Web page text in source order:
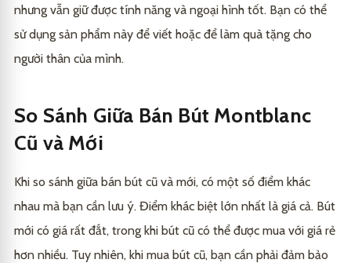
nhưng vẫn giữ được tính năng và ngoại hình tốt. Bạn có thể
sử dụng sản phẩm này để viết hoặc để làm quà tặng cho
người thân của mình.
So Sánh Giữa Bán Bút Montblanc
Cũ và Mới
Khi so sánh giữa bán bút cũ và mới, có một số điểm khác
nhau mà bạn cần lưu ý. Điểm khác biệt lớn nhất là giá cả. Bút
mới có giá rất đắt, trong khi bút cũ có thể được mua với giá rẻ
hơn nhiều. Tuy nhiên, khi mua bút cũ, bạn cần phải đảm bảo